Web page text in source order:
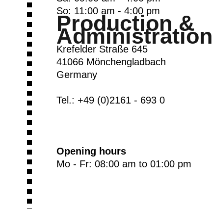
So: 11:00 am - 4:00 pm
Production &
Administration
Krefelder Straße 645
41066 Mönchengladbach
Germany
Tel.: +49 (0)2161 - 693 0
Opening hours
Mo - Fr: 08:00 am to 01:00 pm